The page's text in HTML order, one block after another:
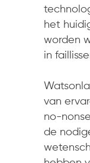
het
worden
in
van
no-
de